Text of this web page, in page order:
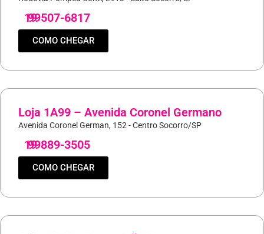
19
99507-6817
COMO CHEGAR
Loja 1A99 – Avenida Coronel Germano
Avenida Coronel German, 152 - Centro Socorro/SP
19
99889-3505
COMO CHEGAR